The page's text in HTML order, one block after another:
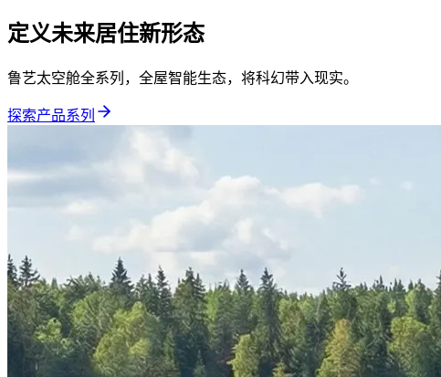
定义未来居住新形态
鲁艺太空舱全系列，全屋智能生态，将科幻带入现实。
探索产品系列